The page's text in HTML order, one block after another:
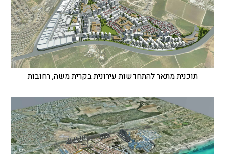
תוכנית מתאר להתחדשות עירונית בקרית משה, רחובות